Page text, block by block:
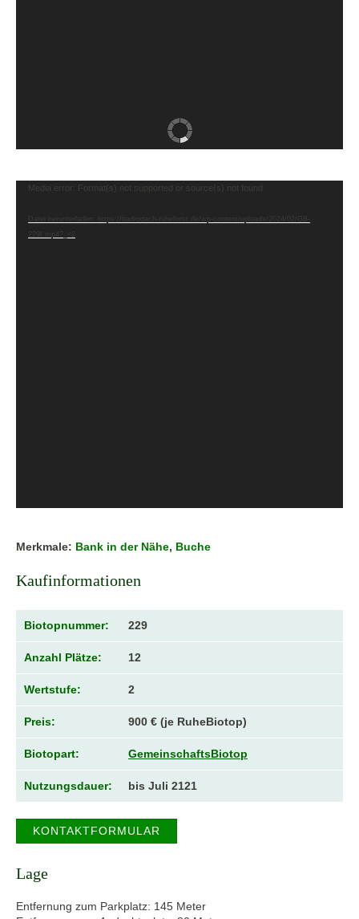
Video-Media error: Format(s) not supported or source(s) not found
Merkmale: Bank in der Nähe, Buche
Kaufinformationen
Biotopnummer: 229
Anzahl Plätze: 12
Wertstufe: 2
Preis: 900 € (je RuheBiotop)
Biotopart: GemeinschaftsBiotop
Nutzungsdauer: bis Juli 2121
KONTAKTFORMULAR
Lage
Entfernung zum Parkplatz: 145 Meter